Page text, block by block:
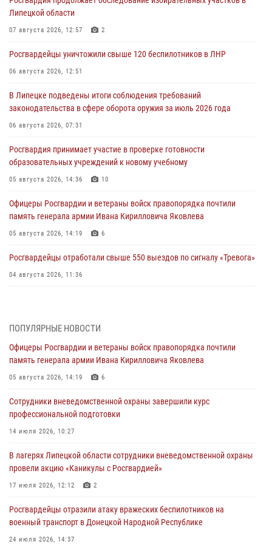
Липецкой области
07 августа 2026, 12:57 2
Росгвардейцы уничтожили свыше 120 беспилотников в ЛНР
06 августа 2026, 12:51
В Липецке подведены итоги соблюдения требований
законодательства в сфере оборота оружия за июль 2026 года
06 августа 2026, 07:31
Росгвардия принимает участие в проверке готовности
образовательных учреждений к новому учебному
05 августа 2026, 14:36 10
Офицеры Росгвардии и ветераны войск правопорядка почтили
память генерала армии Ивана Кирилловича Яковлева
05 августа 2026, 14:19 6
Росгвардейцы отработали свыше 550 выездов по сигналу «Тревога»
04 августа 2026, 11:36
04 августа 2026, 09:05
Росгвардия обеспечила безопасность граждан на праздновании
Дня ВДВ в Липецке
03 августа 2026, 13:43
Росгвардейцы обеспечили безопасность граждан в День Лев-
Толстовского района
03 августа 2026, 13:41
Росгвардия противодействует БПЛА ВСУ на южном направлении
(видео)
03 августа 2026, 13:39
ПОПУЛЯРНЫЕ НОВОСТИ
Офицеры Росгвардии и ветераны войск правопорядка почтили
память генерала армии Ивана Кирилловича Яковлева
05 августа 2026, 14:19 6
Сотрудники вневедомственной охраны завершили курс
профессиональной подготовки
14 июля 2026, 10:27
В лагерях Липецкой области сотрудники вневедомственной охраны
провели акцию «Каникулы с Росгвардией»
17 июля 2026, 12:12 2
Росгвардейцы отразили атаку вражеских беспилотников на
военный транспорт в Донецкой Народной Республике
24 июля 2026, 14:37